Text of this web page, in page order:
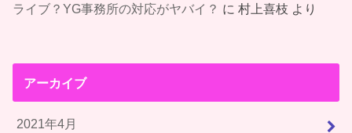
ライブ？YG事務所の対応がヤバイ？ に村上喜枝 より
アーカイブ
2021年4月